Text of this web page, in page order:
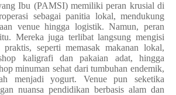
Ibu (PAMSI) memiliki peran krusial di
sebagai panitia lokal, mendukung
venue hingga logistik. Namun, peran
Mereka juga terlibat langsung mengisi
seperti memasak makanan lokal,
kaligrafi dan pakaian adat, hingga
minuman sehat dari tumbuhan endemik,
menjadi yogurt. Venue pun seketika
nuansa pendidikan berbasis alam dan